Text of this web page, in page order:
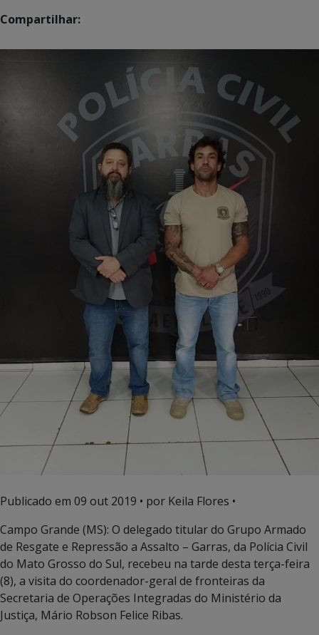
Compartilhar:
Publicado em 09 out 2019 • por Keila Flores •
Campo Grande (MS): O delegado titular do Grupo Armado
de Resgate e Repressão a Assalto – Garras, da Polícia Civil
do Mato Grosso do Sul, recebeu na tarde desta terça-feira
(8), a visita do coordenador-geral de fronteiras da
Secretaria de Operações Integradas do Ministério da
Justiça, Mário Robson Felice Ribas.